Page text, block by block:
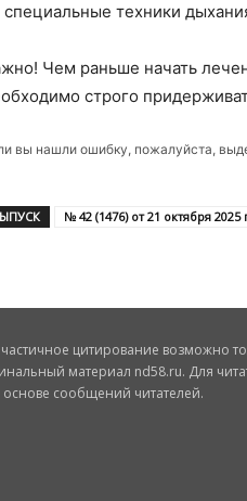
специальные техники
Чем раньше начать
строго
вы нашли ошибку, пожалуйста,
№ 42 (1476) от 21 октября 2025
цитирование возможно
материал nd58.ru. Для
сообщений читателей.